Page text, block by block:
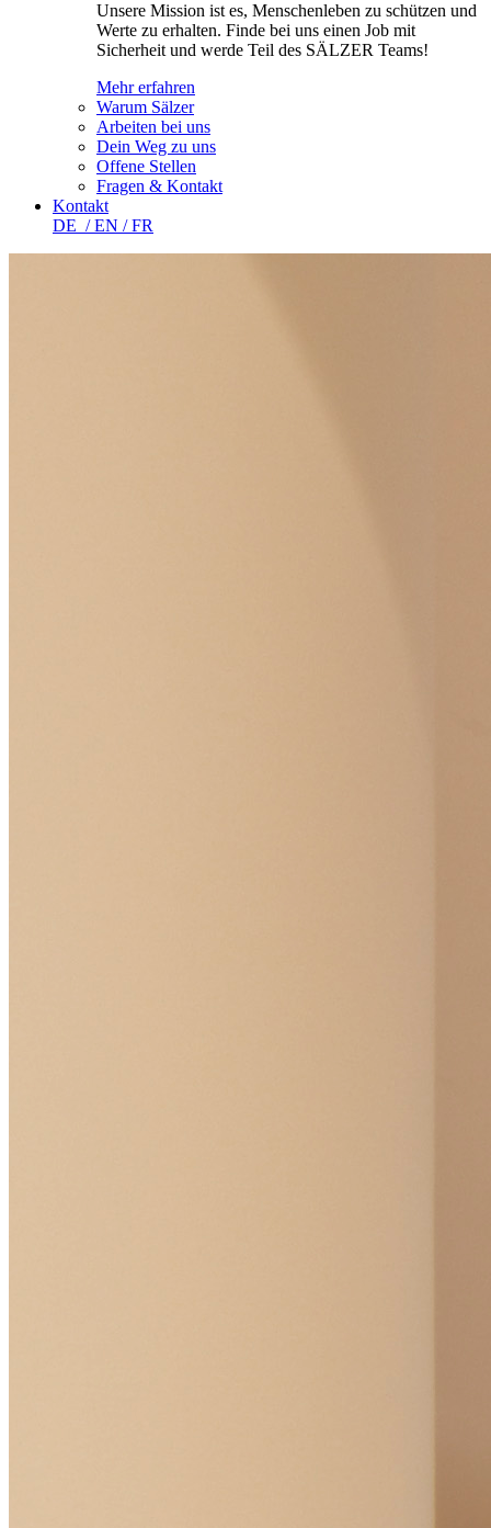
Unsere Mission ist es, Menschenleben zu schützen und
Werte zu erhalten. Finde bei uns einen Job mit
Sicherheit und werde Teil des SÄLZER Teams!
Mehr erfahren
Warum Sälzer
Arbeiten bei uns
Dein Weg zu uns
Offene Stellen
Fragen & Kontakt
Kontakt
DE / EN / FR